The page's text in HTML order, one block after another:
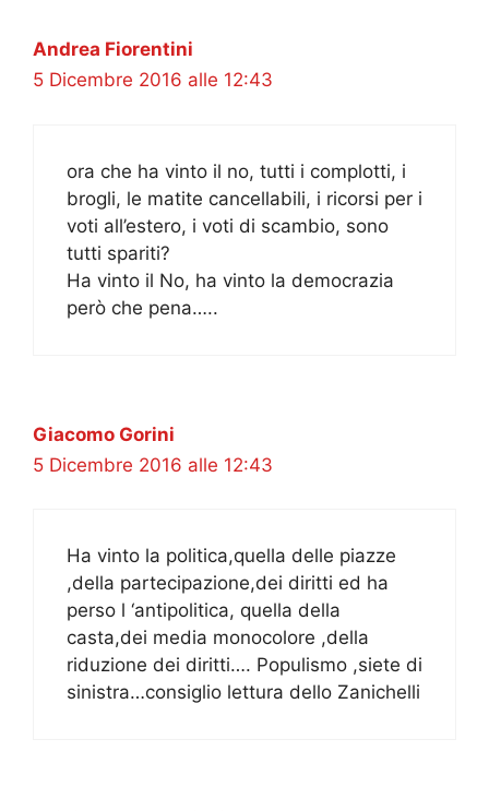
Andrea Fiorentini
5 Dicembre 2016 alle 12:43
ora che ha vinto il no, tutti i complotti, i
brogli, le matite cancellabili, i ricorsi per i
voti all’estero, i voti di scambio, sono
tutti spariti?
Ha vinto il No, ha vinto la democrazia
però che pena…..
Giacomo Gorini
5 Dicembre 2016 alle 12:43
Ha vinto la politica,quella delle piazze
,della partecipazione,dei diritti ed ha
perso l ‘antipolitica, quella della
casta,dei media monocolore ,della
riduzione dei diritti…. Populismo ,siete di
sinistra…consiglio lettura dello Zanichelli